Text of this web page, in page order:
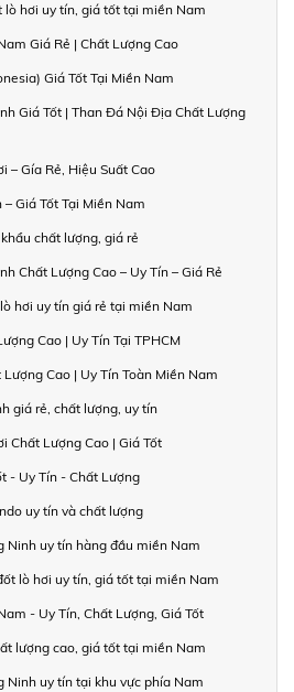
lò hơi uy tín, giá tốt tại miền Nam
Giá Rẻ | Chất Lượng Cao
Giá Tốt Tại Miền Nam
Giá Tốt | Than Đá Nội Địa Chất Lượng
– Gía Rẻ, Hiệu Suất Cao
Giá Tốt Tại Miền Nam
chất lượng, giá rẻ
Chất Lượng Cao – Uy Tín – Giá Rẻ
hơi uy tín giá rẻ tại miền Nam
Cao | Uy Tín Tại TPHCM
Cao | Uy Tín Toàn Miền Nam
giá rẻ, chất lượng, uy tín
Chất Lượng Cao | Giá Tốt
- Uy Tín - Chất Lượng
uy tín và chất lượng
Ninh uy tín hàng đầu miền Nam
lò hơi uy tín, giá tốt tại miền Nam
- Uy Tín, Chất Lượng, Giá Tốt
lượng cao, giá tốt tại miền Nam
Ninh uy tín tại khu vực phía Nam